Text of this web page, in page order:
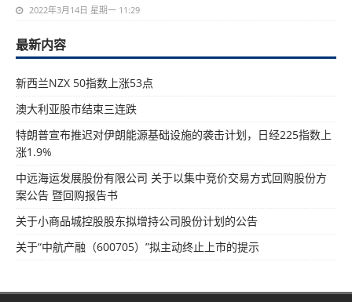
2022年3月14日 星期一 11:29
最新内容
新西兰NZX 50指数上涨53点
澳大利亚股市结束三连跌
特朗普宣布推迟对伊朗能源基础设施的袭击计划，日经225指数上
涨1.9%
中远海运发展股份有限公司 关于以集中竞价交易方式回购股份方
案公告 暨回购报告书
关于小商品城控股股东拟增持公司股份计划的公告
关于“中航产融（600705）”拟主动终止上市的提示